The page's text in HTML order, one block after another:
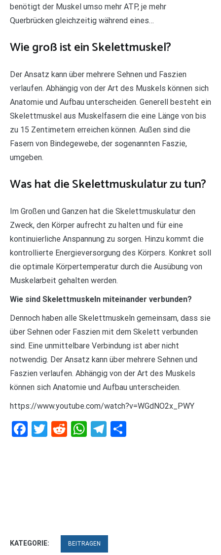
benötigt der Muskel umso mehr ATP, je mehr
Querbrücken gleichzeitig während eines…
Wie groß ist ein Skelettmuskel?
Der Ansatz kann über mehrere Sehnen und Faszien
verlaufen. Abhängig von der Art des Muskels können sich
Anatomie und Aufbau unterscheiden. Generell besteht ein
Skelettmuskel aus Muskelfasern die eine Länge von bis
zu 15 Zentimetern erreichen können. Außen sind die
Fasern von Bindegewebe, der sogenannten Faszie,
umgeben.
Was hat die Skelettmuskulatur zu tun?
Im Großen und Ganzen hat die Skelettmuskulatur den
Zweck, den Körper aufrecht zu halten und für eine
kontinuierliche Anspannung zu sorgen. Hinzu kommt die
kontrollierte Energieversorgung des Körpers. Konkret soll
die optimale Körpertemperatur durch die Ausübung von
Muskelarbeit gehalten werden.
Wie sind Skelettmuskeln miteinander verbunden?
Dennoch haben alle Skelettmuskeln gemeinsam, dass sie
über Sehnen oder Faszien mit dem Skelett verbunden
sind. Eine unmittelbare Verbindung ist aber nicht
notwendig. Der Ansatz kann über mehrere Sehnen und
Faszien verlaufen. Abhängig von der Art des Muskels
können sich Anatomie und Aufbau unterscheiden.
https://www.youtube.com/watch?v=WGdNO2x_PWY
Facebook
Twitter
RedditWhatsApp
Telegram
KATEGORIE: BEITRAGEN